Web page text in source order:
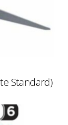
Standard)